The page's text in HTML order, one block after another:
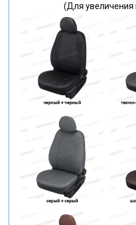
(Для увеличения